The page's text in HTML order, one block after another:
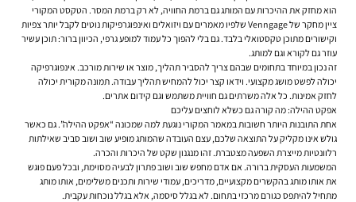
הוא מחזק את ההיכרות עם המותג גם ברמת החוויה, לא רק ברמת המסר. הטקסט המקורי
ציין מחקר של Venngage שלפיו מאמרים עם ויזואלים ואינפוגרפיקות נוטים לקבל יותר צפיות
וקישורים מתוכן טקסטואלי בלבד. גם בלי להפוך כל עמוד למופע גרפי, הכיוון ברור: תוכן עשיר
עוזר גם לקורא וגם למותג.
זה נכון במיוחד בתחומים שבהם צריך להסביר תהליך, מוצר או שירות מורכב. אינפוגרפיקה
יכולה לפשט מושג מקצועי. וידאו קצר יכול להמחיש תהליך עבודה. תמונה מקורית יכולה
לחזק אמינות. כל אלה משרתים גם חוויית משתמש וגם קידום אתרים.
אפקט ההילה: מה קורה גם כשלא לוחצים עליכם
אחת התובנות היותר חשובות במאמר המקורי נוגעת למה שמכונה “אפקט ההילה”. גם כאשר
גולש אינו מקליק על התוצאה שלכם, עצם העובדה שהמותג מופיע שוב ושוב סביב שאילתות
רלוונטיות מייצרת השפעה מצטברת. זהו מנגנון שקט של היכרות והכרה.
המשמעות העסקית ברורה. אם אדם מחפש שוב ושוב פתרון לבעיה מסוימת, ובכל פעם פוגש
את אותו מותג בהקשרים מקצועיים, מדריכים, עמודי שירות ותכנים משלימים, אותו מותג
מתחיל להיתפס כגורם מרכזי בתחום. לא בגלל סיסמה, אלא בגלל נוכחות עקבית.